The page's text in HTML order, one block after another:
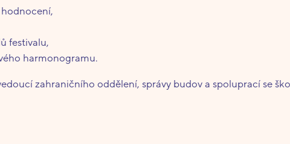
festivalu,
harmonogramu.
zahraničního oddělení, správy budov a spoluprací se